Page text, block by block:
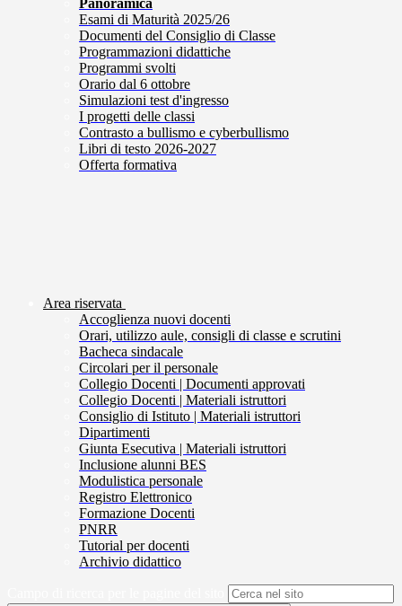
Panoramica
Esami di Maturità 2025/26
Documenti del Consiglio di Classe
Programmazioni didattiche
Programmi svolti
Orario dal 6 ottobre
Simulazioni test d'ingresso
I progetti delle classi
Contrasto a bullismo e cyberbullismo
Libri di testo 2026-2027
Offerta formativa
Area riservata
Accoglienza nuovi docenti
Orari, utilizzo aule, consigli di classe e scrutini
Bacheca sindacale
Circolari per il personale
Collegio Docenti | Documenti approvati
Collegio Docenti | Materiali istruttori
Consiglio di Istituto | Materiali istruttori
Dipartimenti
Giunta Esecutiva | Materiali istruttori
Inclusione alunni BES
Modulistica personale
Registro Elettronico
Formazione Docenti
PNRR
Tutorial per docenti
Archivio didattico